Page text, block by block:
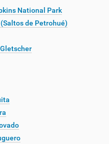
National Park
de Petrohué)